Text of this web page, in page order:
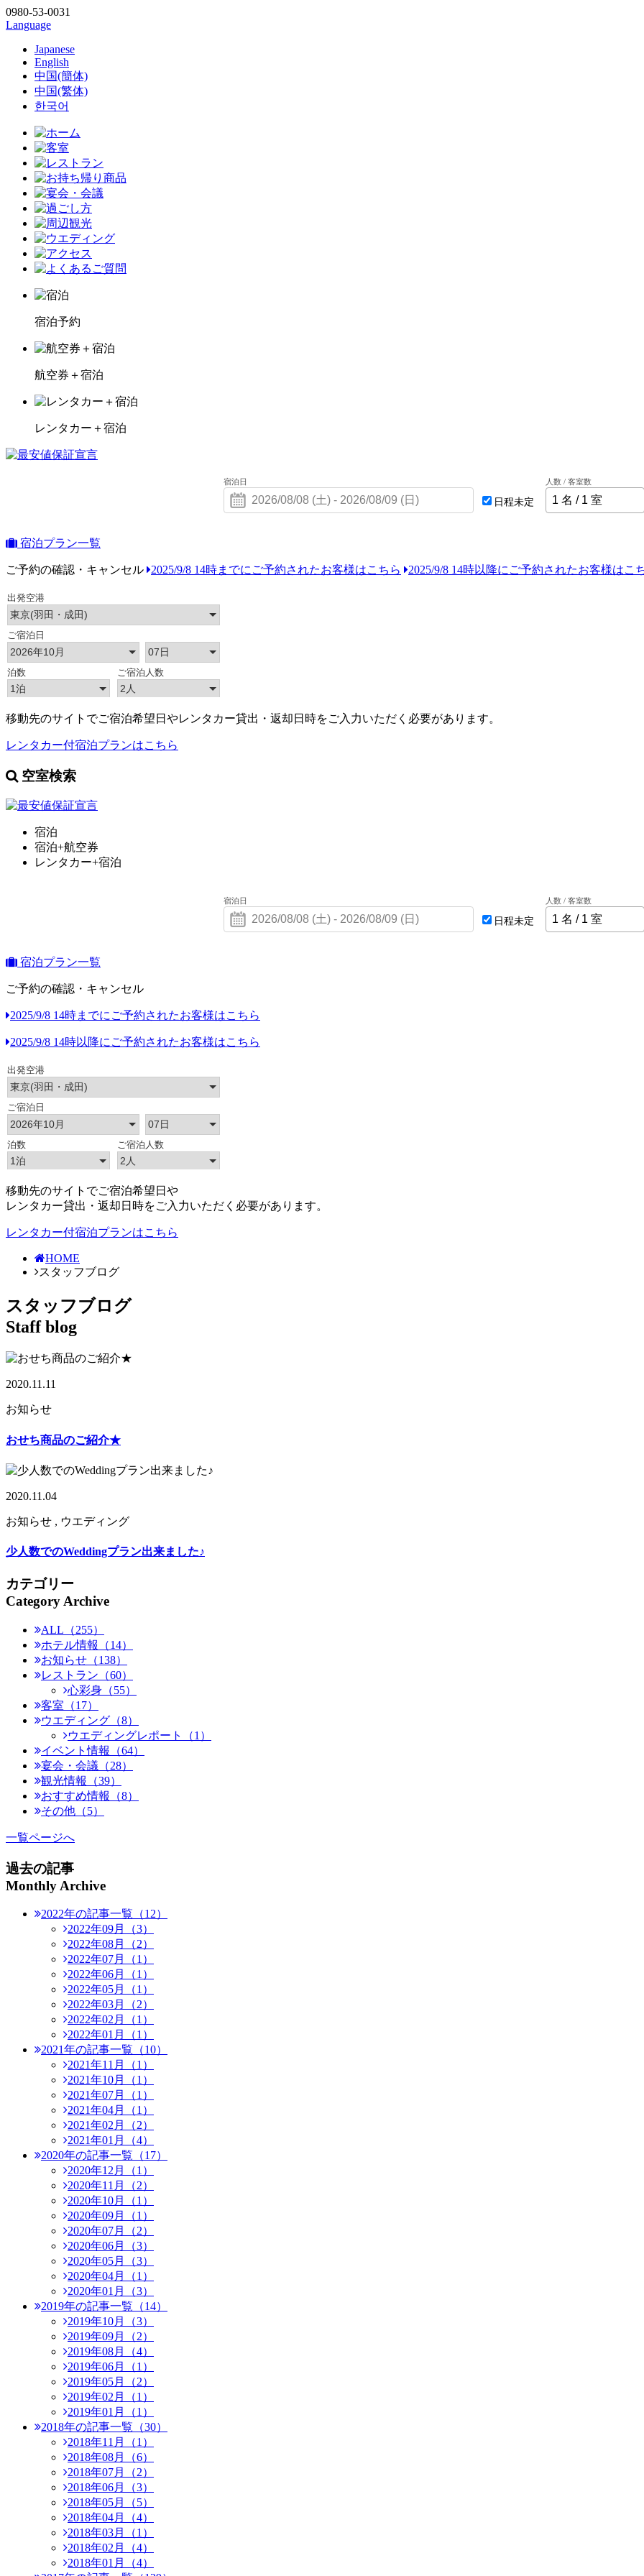
0980-53-0031
Language
Japanese
English
中国(簡体)
中国(繁体)
한국어
宿泊予約
航空券＋宿泊
レンタカー＋宿泊
宿泊日
日程未定
人数 / 客室数
宿泊プラン一覧
ご予約の確認・キャンセル 2025/9/8 14時までにご予約されたお客様はこちら 2025/9/8 14時以降にご予約されたお客様はこ
移動先のサイトでご宿泊希望日やレンタカー貸出・返却日時をご入力いただく必要があります。
レンタカー付宿泊プランはこちら
空室検索
宿泊
宿泊+航空券
レンタカー+宿泊
宿泊日
日程未定
人数 / 客室数
宿泊プラン一覧
ご予約の確認・キャンセル
2025/9/8 14時までにご予約されたお客様はこちら
2025/9/8 14時以降にご予約されたお客様はこちら
移動先のサイトでご宿泊希望日や
レンタカー貸出・返却日時をご入力いただく必要があります。
レンタカー付宿泊プランはこちら
HOME
スタッフブログ
スタッフブログ
Staff blog
2020.11.11
お知らせ
おせち商品のご紹介★
2020.11.04
お知らせ , ウエディング
少人数でのWeddingプラン出来ました♪
カテゴリー
Category Archive
ALL（255）
ホテル情報（14）
お知らせ（138）
レストラン（60）
心彩身（55）
客室（17）
ウエディング（8）
ウエディングレポート（1）
イベント情報（64）
宴会・会議（28）
観光情報（39）
おすすめ情報（8）
その他（5）
一覧ページへ
過去の記事
Monthly Archive
2022年の記事一覧（12）
2022年09月（3）
2022年08月（2）
2022年07月（1）
2022年06月（1）
2022年05月（1）
2022年03月（2）
2022年02月（1）
2022年01月（1）
2021年の記事一覧（10）
2021年11月（1）
2021年10月（1）
2021年07月（1）
2021年04月（1）
2021年02月（2）
2021年01月（4）
2020年の記事一覧（17）
2020年12月（1）
2020年11月（2）
2020年10月（1）
2020年09月（1）
2020年07月（2）
2020年06月（3）
2020年05月（3）
2020年04月（1）
2020年01月（3）
2019年の記事一覧（14）
2019年10月（3）
2019年09月（2）
2019年08月（4）
2019年06月（1）
2019年05月（2）
2019年02月（1）
2019年01月（1）
2018年の記事一覧（30）
2018年11月（1）
2018年08月（6）
2018年07月（2）
2018年06月（3）
2018年05月（5）
2018年04月（4）
2018年03月（1）
2018年02月（4）
2018年01月（4）